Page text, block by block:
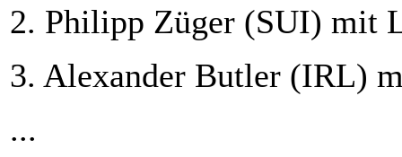
2. Philipp Züger (SUI) mit
3. Alexander Butler (IRL)
...